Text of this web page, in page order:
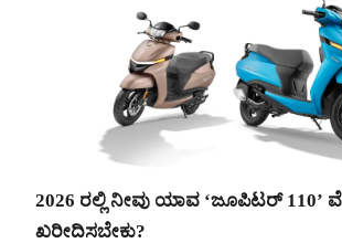
2026 ರಲ್ಲಿ ನೀವು ಯಾವ ‘ಜೂಪಿಟರ್
ಖರೀದಿಸಬೇಕು?